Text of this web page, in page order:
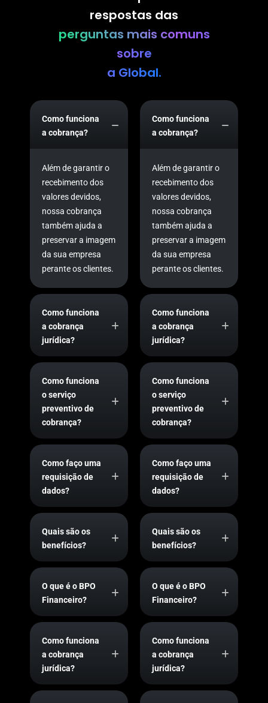
respostas das
perguntas mais comuns
sobre
a Global.
Como funciona
a cobrança?
Além de garantir o
recebimento dos
valores devidos,
nossa cobrança
também ajuda a
preservar a imagem
da sua empresa
perante os clientes.
Como funciona
a cobrança
jurídica?
Como funciona
o serviço
preventivo de
cobrança?
Como faço uma
requisição de
dados?
Quais são os
benefícios?
O que é o BPO
Financeiro?
Como funciona
a cobrança
jurídica?
Como funciona
a cobrança?
Além de garantir o
recebimento dos
valores devidos,
nossa cobrança
também ajuda a
preservar a imagem
da sua empresa
perante os clientes.
Como funciona
a cobrança
jurídica?
Como funciona
o serviço
preventivo de
cobrança?
Como faço uma
requisição de
dados?
Quais são os
benefícios?
O que é o BPO
Financeiro?
Como funciona
a cobrança
jurídica?